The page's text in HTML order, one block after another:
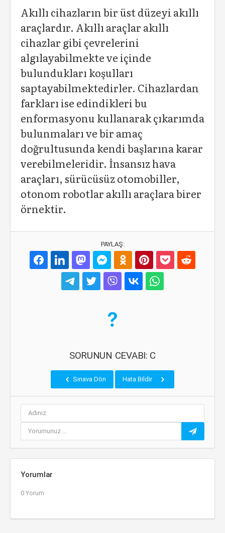
Akıllı cihazların bir üst düzeyi akıllı
araçlardır. Akıllı araçlar akıllı
cihazlar gibi çevrelerini
algılayabilmekte ve içinde
bulundukları koşulları
saptayabilmektedirler. Cihazlardan
farkları ise edindikleri bu
enformasyonu kullanarak çıkarımda
bulunmaları ve bir amaç
doğrultusunda kendi başlarına karar
verebilmeleridir. İnsansız hava
araçları, sürücüsüz otomobiller,
otonom robotlar akıllı araçlara birer
örnektir.
PAYLAŞ:
SORUNUN CEVABI: C
Sınava Dön Hata Bildir
Yorumlar
0 Yorum